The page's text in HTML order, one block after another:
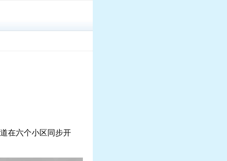
在六个小区同步开